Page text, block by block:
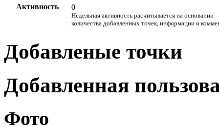
Активность
0
Недельная активность расчитывается на основании
количества добавленных точек, информации и
Добавленые точки
Добавленная
Фото